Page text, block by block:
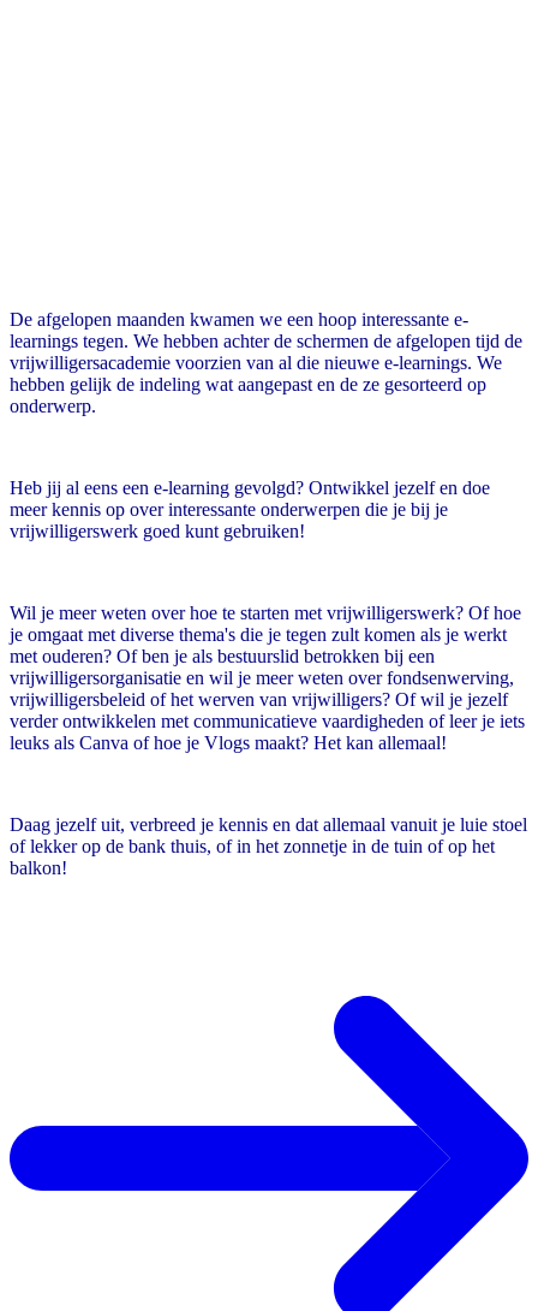
De afgelopen maanden kwamen we een hoop interessante e-
learnings tegen. We hebben achter de schermen de afgelopen tijd de
vrijwilligersacademie voorzien van al die nieuwe e-learnings. We
hebben gelijk de indeling wat aangepast en de ze gesorteerd op
onderwerp.
Heb jij al eens een e-learning gevolgd? Ontwikkel jezelf en doe
meer kennis op over interessante onderwerpen die je bij je
vrijwilligerswerk goed kunt gebruiken!
Wil je meer weten over hoe te starten met vrijwilligerswerk? Of hoe
je omgaat met diverse thema's die je tegen zult komen als je werkt
met ouderen? Of ben je als bestuurslid betrokken bij een
vrijwilligersorganisatie en wil je meer weten over fondsenwerving,
vrijwilligersbeleid of het werven van vrijwilligers? Of wil je jezelf
verder ontwikkelen met communicatieve vaardigheden of leer je iets
leuks als Canva of hoe je Vlogs maakt? Het kan allemaal!
Daag jezelf uit, verbreed je kennis en dat allemaal vanuit je luie stoel
of lekker op de bank thuis, of in het zonnetje in de tuin of op het
balkon!